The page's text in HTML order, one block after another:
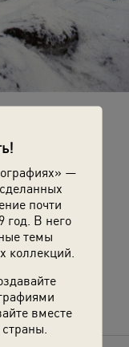
—
почти
год. В него
темы
коллекций.
вместе